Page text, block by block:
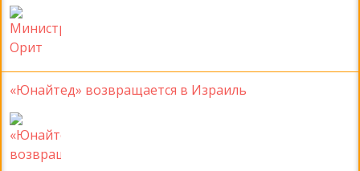
«Юнайтед» возвращается в Израиль